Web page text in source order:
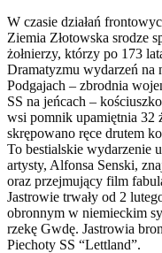
W czasie działań
Ziemia Złotowska srodze
żołnierzy, którzy po 173
Dramatyzmu wydarzeń na
Podgajach – zbrodnia
SS na jeńcach –
wsi pomnik upamiętnia 32
skrępowano ręce drutem
To bestialskie wydarzenie
artysty, Alfonsa Senski,
oraz przejmujący film
Jastrowie trwały od 2
obronnym w niemieckim
rzekę Gwdę. Jastrowia
Piechoty SS “Lettland”.